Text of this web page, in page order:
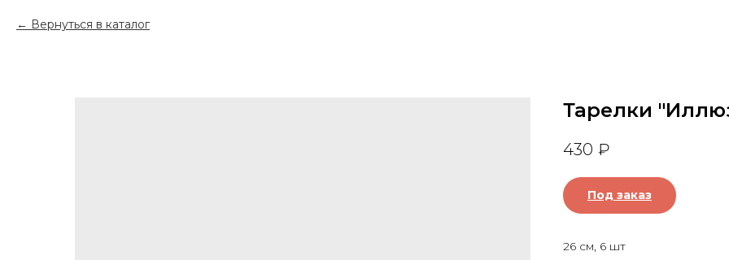
Вернуться в каталог
Тарелки
430 ₽
Под заказ
26 см, 6 шт